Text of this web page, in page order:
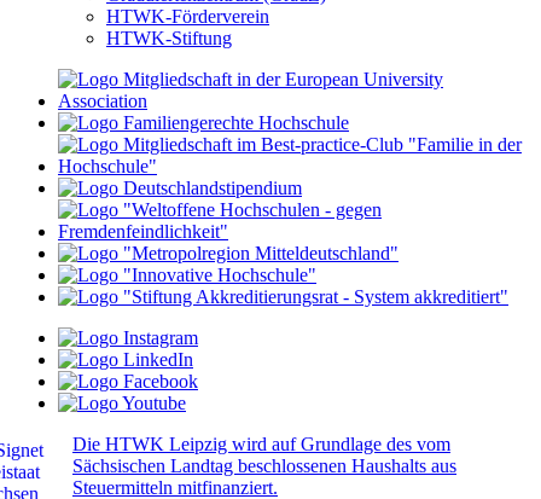
HTWK-Förderverein
HTWK-Stiftung
Die HTWK Leipzig wird auf Grundlage des vom
Sächsischen Landtag beschlossenen Haushalts aus
Steuermitteln mitfinanziert.